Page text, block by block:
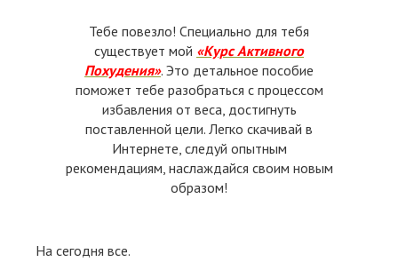
Тебе повезло! Специально для тебя
существует мой «Курс Активного
Похудения». Это детальное пособие
поможет тебе разобраться с процессом
избавления от веса, достигнуть
поставленной цели. Легко скачивай в
Интернете, следуй опытным
рекомендациям, наслаждайся своим новым
образом!
На сегодня все.